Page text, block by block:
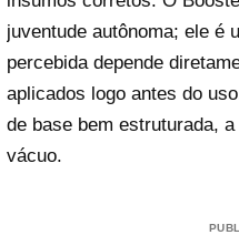
juventude autônoma; ele é
percebida depende
aplicados logo antes do
de base bem estruturada,
vácuo.